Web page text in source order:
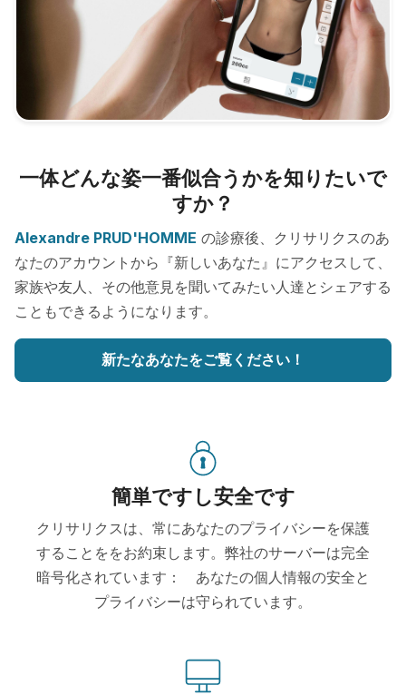
一体どんな姿一番似合うかを知りたいで
すか？
Alexandre PRUD'HOMME の診療後、クリサリクスのあ
なたのアカウントから『新しいあなた』にアクセスして、
家族や友人、その他意見を聞いてみたい人達とシェアする
こともできるようになります。
新たなあなたをご覧ください！
簡単ですし安全です
クリサリクスは、常にあなたのプライバシーを保護
することををお約束します。弊社のサーバーは完全
暗号化されています： あなたの個人情報の安全と
プライバシーは守られています。